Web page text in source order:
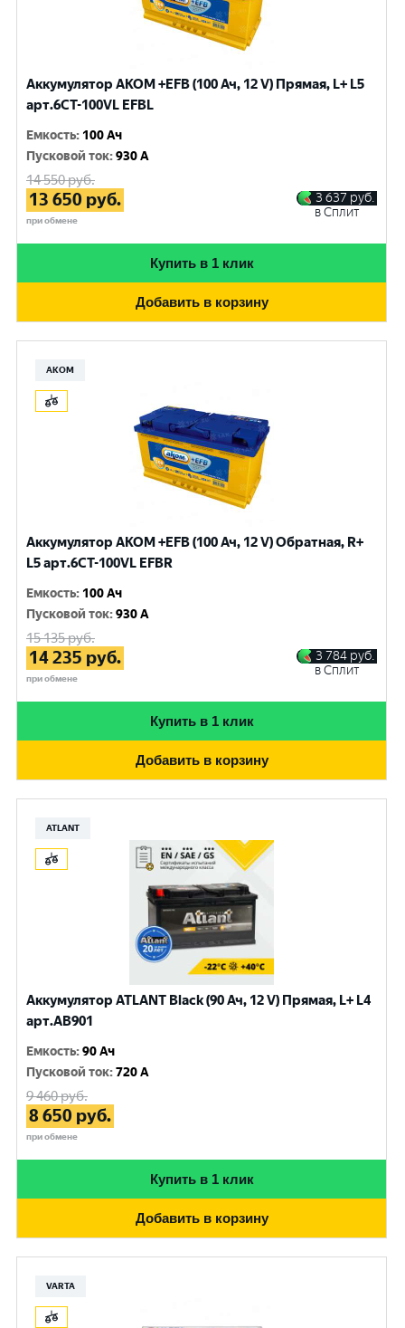
Аккумулятор AKOM +EFB (100 Ач, 12 V) Прямая, L+ L5
арт.6СТ-100VL EFBL
Емкость: 100 Ач
Пусковой ток:930 A
14 550руб.
13 650 руб.
при обмене
3 637 руб.
в Сплит
Купить в 1 клик
Добавить в корзину
АКОМ
Аккумулятор AKOM +EFB (100 Ач, 12 V) Обратная, R+
L5 арт.6СТ-100VL EFBR
Емкость: 100 Ач
Пусковой ток:930 A
15 135руб.
14 235 руб.
при обмене
3 784 руб.
в Сплит
Купить в 1 клик
Добавить в корзину
ATLANT
Аккумулятор ATLANT Black (90 Ач, 12 V) Прямая, L+ L4
арт.AB901
Емкость:90 Ач
Пусковой ток:720 A
9 460руб.
8 650 руб.
при обмене
Купить в 1 клик
Добавить в корзину
VARTA